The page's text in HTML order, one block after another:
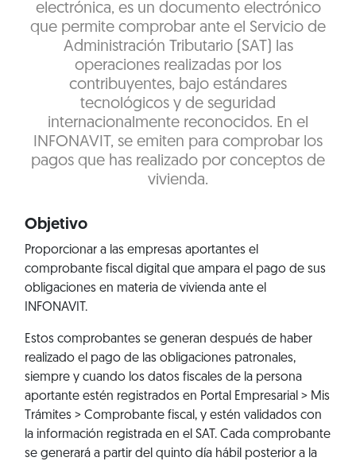
electrónica, es un documento electrónico
que permite comprobar ante el Servicio de
Administración Tributario (SAT) las
operaciones realizadas por los
contribuyentes, bajo estándares
tecnológicos y de seguridad
internacionalmente reconocidos. En el
INFONAVIT, se emiten para comprobar los
pagos que has realizado por conceptos de
vivienda.
Objetivo
Proporcionar a las empresas aportantes el
comprobante fiscal digital que ampara el pago de sus
obligaciones en materia de vivienda ante el
INFONAVIT.
Estos comprobantes se generan después de haber
realizado el pago de las obligaciones patronales,
siempre y cuando los datos fiscales de la persona
aportante estén registrados en Portal Empresarial > Mis
Trámites > Comprobante fiscal , y estén validados con
la información registrada en el SAT. Cada comprobante
se generará a partir del quinto día hábil posterior a la